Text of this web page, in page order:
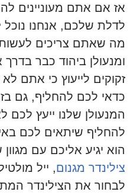
אז אם אתם מעוניינים
לדלת שלכם, אנחנו נוכל
מה שאתם צריכים
ומנעולן ביהוד כבר
זקוקים לייעוץ כי אתם לא
כדאי לכם להחליף, גם
המנעולן שלנו ייעץ לכם
להחליף שיתאים לכם
הוא יגיע אליכם עם
צילינדר מגנום, ייל
לבחור את הצילינדר